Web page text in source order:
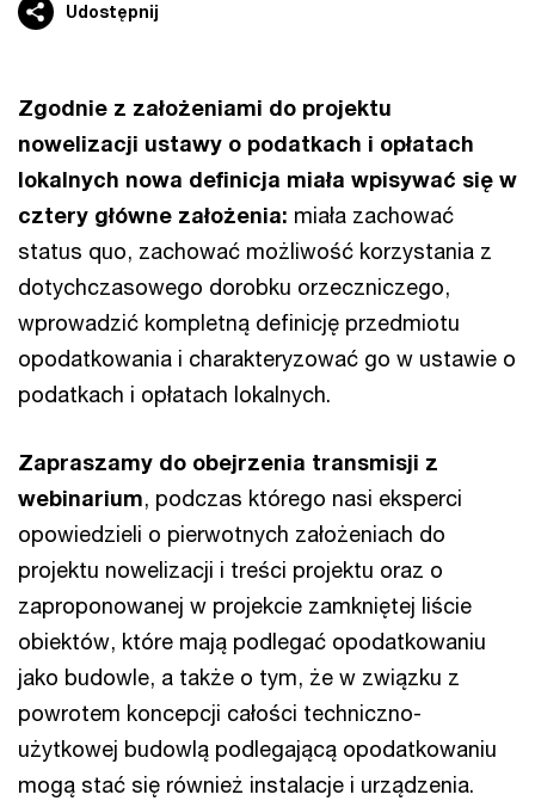
Udostępnij
Zgodnie z założeniami do projektu
nowelizacji ustawy o podatkach i opłatach
lokalnych nowa definicja miała wpisywać się w
cztery główne założenia: miała zachować
status quo, zachować możliwość korzystania z
dotychczasowego dorobku orzeczniczego,
wprowadzić kompletną definicję przedmiotu
opodatkowania i charakteryzować go w ustawie o
podatkach i opłatach lokalnych.
Zapraszamy do obejrzenia transmisji z
webinarium, podczas którego nasi eksperci
opowiedzieli o pierwotnych założeniach do
projektu nowelizacji i treści projektu oraz o
zaproponowanej w projekcie zamkniętej liście
obiektów, które mają podlegać opodatkowaniu
jako budowle, a także o tym, że w związku z
powrotem koncepcji całości techniczno-
użytkowej budowlą podlegającą opodatkowaniu
mogą stać się również instalacje i urządzenia.